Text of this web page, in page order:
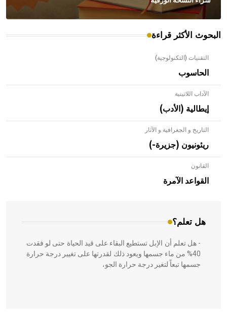
البحوث الأكثر قراءة
التقنيات (التكنولوجية)
الحاسوب
الآداب اللاتينية
إيطالية (الأدب)
التاريخ و الجغرافية و الآثار
ريئونيون (جزيرة-)
القانون
القواعد الآمرة
هل تعلم؟
- هل تعلم أن الأبلق نوع من الفنون الهندسية التي ارتبطت
بالعمارة الإسلامية في بلاد الشام ومصر خاصة، حيث يحرص
المعمار على بناء مداميكه وخاصة في الواجهات
- هل تعلم أن الإبل تستطيع البقاء على قيد الحياة حتى لو فقدت
40% من ماء جسمها ويعود ذلك لقدرتها على تغيير درجة حرارة
جسمها تبعاً لتغير درجة حرارة الجو،